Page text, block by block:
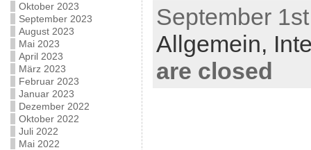
Oktober 2023
September 2023
August 2023
Mai 2023
April 2023
März 2023
Februar 2023
Januar 2023
Dezember 2022
Oktober 2022
Juli 2022
Mai 2022
September
Allgemein,
are closed